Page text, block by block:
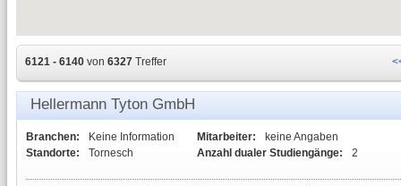
6121 - 6140 von 6327 Treffer
Hellermann Tyton GmbH
Branchen:
Keine Information
Standorte:
Tornesch
Mitarbeiter:
keine Angaben
Anzahl dualer Studiengänge:
2